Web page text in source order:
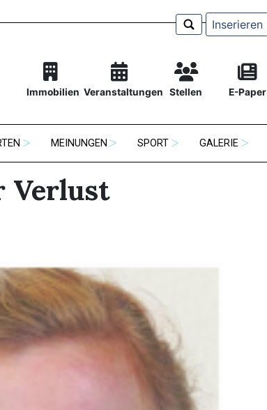
Inserieren
Immobilien Veranstaltungen Stellen E-Paper
MEINUNGEN SPORT GALERIE
Verlust